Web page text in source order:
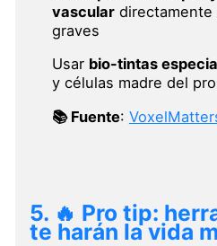
vasculardirectamente
graves
Usar bio-tintas
y células madre del
📚 Fuente:
5. 🔥 Pro tip:
te harán la vida